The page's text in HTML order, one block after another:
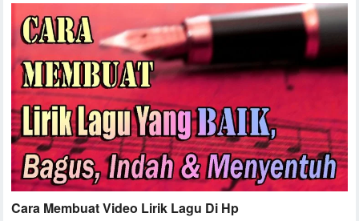
Cara Membuat Video Lirik Lagu Di Hp